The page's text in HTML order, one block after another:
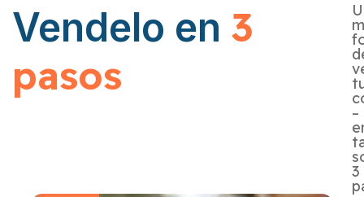
Vendelo en 3
pasos
–
3